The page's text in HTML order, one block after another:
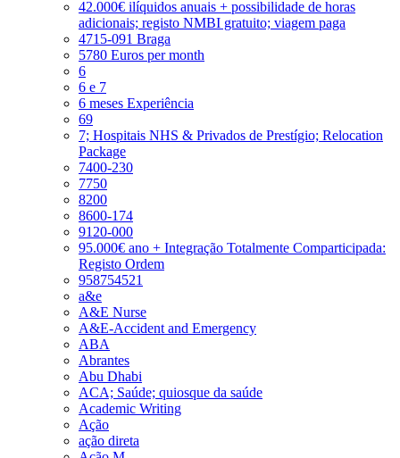
42.000€ ilíquidos anuais + possibilidade de horas
adicionais; registo NMBI gratuito; viagem paga
4715-091 Braga
5780 Euros per month
6
6 e 7
6 meses Experiência
69
7; Hospitais NHS & Privados de Prestígio; Relocation
Package
7400-230
7750
8200
8600-174
9120-000
95.000€ ano + Integração Totalmente Comparticipada:
Registo Ordem
958754521
a&e
A&E Nurse
A&E-Accident and Emergency
ABA
Abrantes
Abu Dhabi
ACA; Saúde; quiosque da saúde
Academic Writing
Ação
ação direta